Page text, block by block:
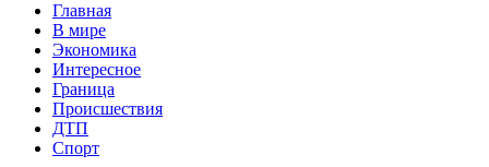
Главная
В мире
Экономика
Интересное
Граница
Происшествия
ДТП
Спорт